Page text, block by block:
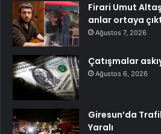
Firari Umut
anlar ortaya
Ağustos 7, 2026
Çatışmalar
Ağustos 6, 2026
Giresun’da
Yaralı